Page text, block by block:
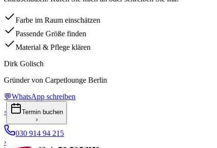
Farbe im Raum einschätzen
Passende Größe finden
Material & Pflege klären
Dirk Golisch
Gründer von Carpetlounge Berlin
💬WhatsApp schreiben
›
Termin buchen
›
030 914 94 215
›